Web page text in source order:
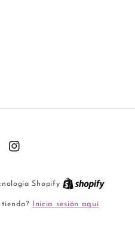
Instagram
Shopify
Inicia sesión aquí